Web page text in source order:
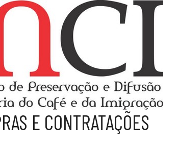
E CONTRATAÇÕES